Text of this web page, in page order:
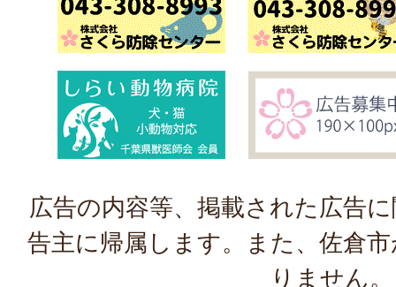
広告の内容等、掲載された広告
告主に帰属します。また、佐倉
りません。